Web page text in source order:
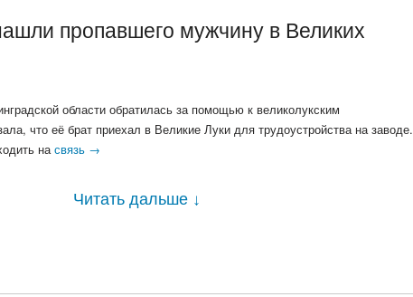
пропавшего мужчину в Великих
области обратилась за помощью к великолукским
что её брат приехал в Великие Луки для трудоустройства на заводе.
насвязь →
Читать дальше↓